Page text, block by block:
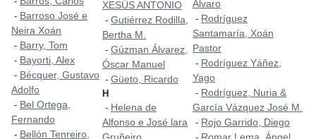
- Barroso José e
Neira Xoán
- Barry, Tom
- Bayorti, Alex
- Bécquer, Gustavo
Adolfo
- Bel Ortega,
Fernando
- Bellón Tenreiro,
XESÚS ANTONIO
- Gutiérrez Rodilla,
Bertha M.
- Gúzman Álvarez,
Óscar Manuel
- Güeto, Ricardo
H
- Helena de
Alfonso e José lara
Álvaro
- Rodríguez
Santamaría, Xoán
Pastor
- Rodríguez Yáñez,
Yago
- Rodríguez, Nuria &
García Vázquez José M.
- Rojo Garrido, Diego